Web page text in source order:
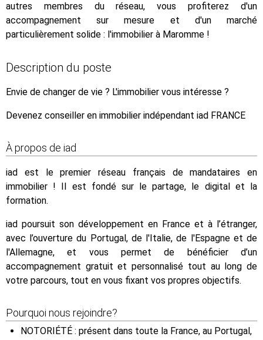
autres membres du réseau, vous profiterez d'un
accompagnement sur mesure et d'un marché
particulièrement solide : l'immobilier à Maromme !
Description du poste
Envie de changer de vie ? L'immobilier vous intéresse ?
Devenez conseiller en immobilier indépendant iad FRANCE
À propos de iad
iad est le premier réseau français de mandataires en
immobilier ! Il est fondé sur le partage, le digital et la
formation.
iad poursuit son développement en France et à l’étranger,
avec l’ouverture du Portugal, de l'Italie, de l'Espagne et de
l'Allemagne, et vous permet de bénéficier d’un
accompagnement gratuit et personnalisé tout au long de
votre parcours, tout en vous fixant vos propres objectifs.
Pourquoi nous rejoindre?
NOTORIÉTÉ : présent dans toute la France, au Portugal,